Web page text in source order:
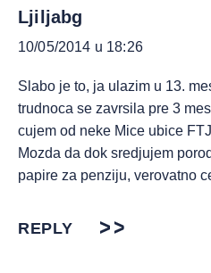
Ljiljabg
10/05/2014 u 18:26
Slabo je to, ja ulazim u 13.
trudnoca se zavrsila pre 3
cujem od neke Mice ubice
Mozda da dok sredjujem
papire za penziju, verovatno
REPLY